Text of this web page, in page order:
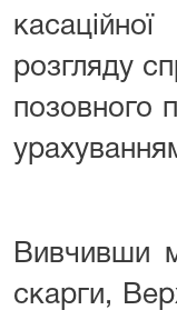
розгляду
позовного
Вивчивши
скарги,